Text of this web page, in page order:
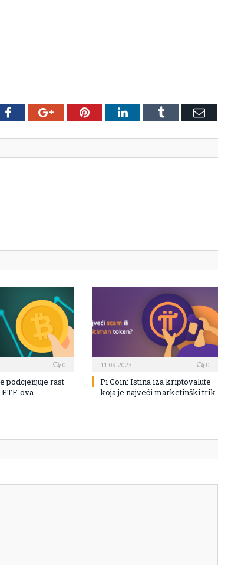
FacebookGoogle+PinterestLinkedInTumblr Email
0
podcjenjuje rast
ova
11.09.2023 0
Pi Coin: Istina iza kriptovalute
koja je najveći marketinški trik